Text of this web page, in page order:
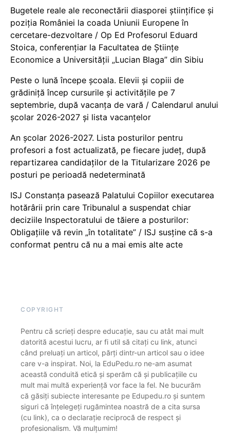
Bugetele reale ale reconectării diasporei științifice și
poziția României la coada Uniunii Europene în
cercetare-dezvoltare / Op Ed Profesorul Eduard
Stoica, conferențiar la Facultatea de Științe
Economice a Universității „Lucian Blaga” din Sibiu
Peste o lună începe școala. Elevii și copiii de
grădiniță încep cursurile și activitățile pe 7
septembrie, după vacanța de vară / Calendarul anului
școlar 2026-2027 și lista vacanțelor
An școlar 2026-2027. Lista posturilor pentru
profesori a fost actualizată, pe fiecare județ, după
repartizarea candidaților de la Titularizare 2026 pe
posturi pe perioadă nedeterminată
ISJ Constanța pasează Palatului Copiilor executarea
hotărârii prin care Tribunalul a suspendat chiar
deciziile Inspectoratului de tăiere a posturilor:
Obligațiile vă revin „în totalitate” / ISJ susține că s-a
conformat pentru că nu a mai emis alte acte
COPYRIGHT
Pentru că scrieți despre educație, sau cu atât mai mult
datorită acestui lucru, ar fi util să citați cu link, atunci
când preluați un articol, părți dintr-un articol sau o idee
care v-a inspirat. Noi, la EduPedu.ro ne-am asumat
această conduită etică și sperăm că și publicațiile cu
mult mai multă experiență vor face la fel. Ne bucurăm
că găsiți subiecte interesante pe Edupedu.ro și suntem
siguri că înțelegeți rugămintea noastră de a cita sursa
(cu link), ca o declarație reciprocă de respect și
profesionalism. Vă mulțumim!